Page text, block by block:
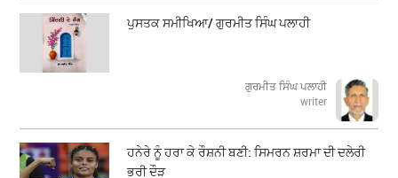
ਪੁਸਤਕ ਸਮੀਖਿਆ/ ਗੁਰਮੀਤ ਸਿੰਘ ਪਲਾਹੀ
ਗੁਰਮੀਤ ਸਿੰਘ ਪਲਾਹੀ
writer
ਹਨੇਰੇ ਨੂੰ ਹਰਾ ਕੇ ਰੌਸ਼ਨੀ ਬਣੀ: ਸਿਮਰਨ ਸ਼ਰਮਾ ਦੀ ਦਲੇਰੀ
ਭਰੀ ਦੌੜ